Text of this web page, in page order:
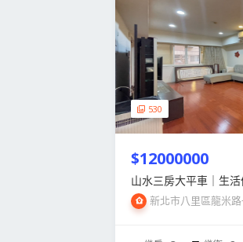
530
$12000000
山水三房大平車｜生
新北市八里區龍米